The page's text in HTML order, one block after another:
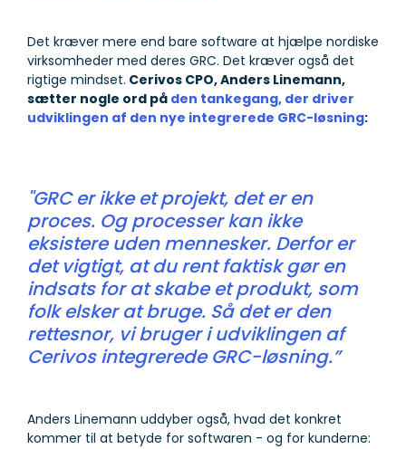
Det kræver mere end bare software at hjælpe nordiske
virksomheder med deres GRC. Det kræver også det
rigtige mindset. Cerivos CPO, Anders Linemann,
sætter nogle ord på den tankegang, der driver
udviklingen af den nye integrerede GRC-løsning:
"GRC er ikke et projekt, det er en
proces. Og processer kan ikke
eksistere uden mennesker. Derfor er
det vigtigt, at du rent faktisk gør en
indsats for at skabe et produkt, som
folk elsker at bruge. Så det er den
rettesnor, vi bruger i udviklingen af
Cerivos integrerede GRC-løsning.”
Anders Linemann uddyber også, hvad det konkret
kommer til at betyde for softwaren - og for kunderne: